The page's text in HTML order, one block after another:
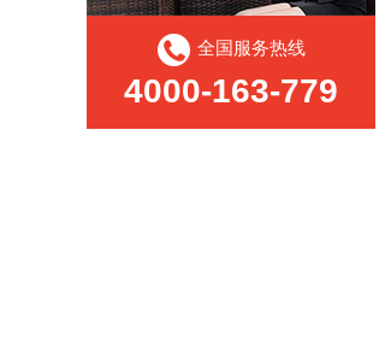
全国服务热线
4000-163-779